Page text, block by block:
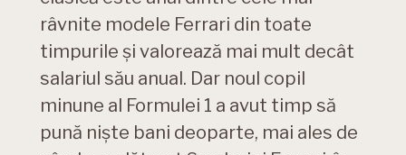
râvnite modele Ferrari din toate
timpurile și valorează mai mult decât
salariul său anual. Dar noul copil
minune al Formulei 1 a avut timp să
pună niște bani deoparte, mai ales de